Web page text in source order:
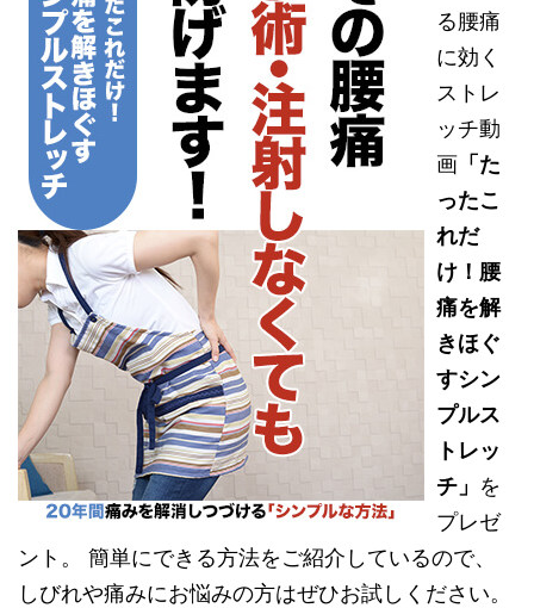
る腰痛
に効く
ストレ
ッチ動
画 「た
ったこ
れだ
け！腰
痛を解
きほぐ
すシン
プルス
トレッ
チ」 を
プレゼ
ント。 簡単にできる方法をご紹介しているので、
しびれや痛みにお悩みの方はぜひお試しください。